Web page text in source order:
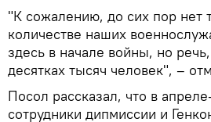
"К сожалению, до сих пор нет
количестве наших
здесь в начале войны, но
десятках тысяч человек", –
Посол рассказал, что в
сотрудники дипмиссии и